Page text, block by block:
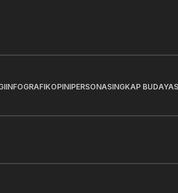
INFOGRAFIKOPINIPERSONASINGKAP BUDAYA